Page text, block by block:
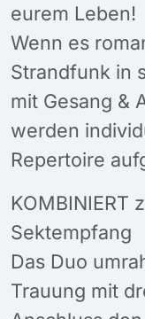
eurem Leben!
Wenn es
Strandfunk in
mit Gesang &
werden
Repertoire
KOMBINIERT
Sektempfang
Das Duo
Trauung mit